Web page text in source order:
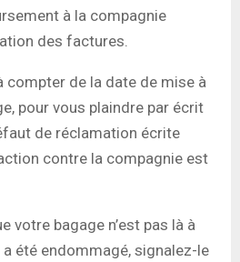
à la compagnie
des factures.
compter de la date de mise à
pour vous plaindre par écrit
de réclamation écrite
contre la compagnie est
votre bagage n’est pas là à
a été endommagé, signalez-le